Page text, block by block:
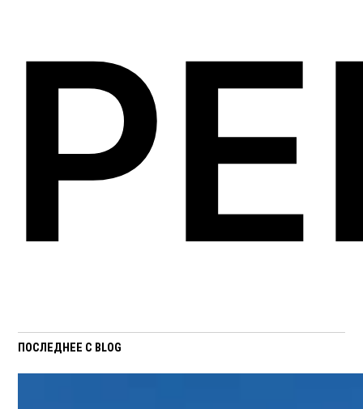
ПОСЛЕДНЕЕ С BLOG